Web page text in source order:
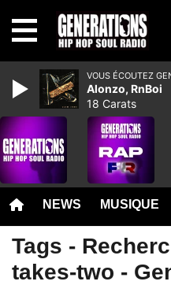
NEWS MUSIQUE
Tags -
takes-two -
VOUS ÉCOUTEZ
Alonzo, RnBoi
18 Carats